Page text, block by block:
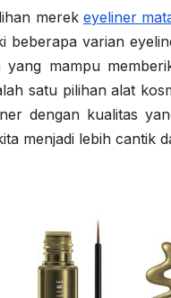
merek eyeliner
beberapa varian
mampu
satu pilihan alat
dengan kualitas
menjadi lebih cantik